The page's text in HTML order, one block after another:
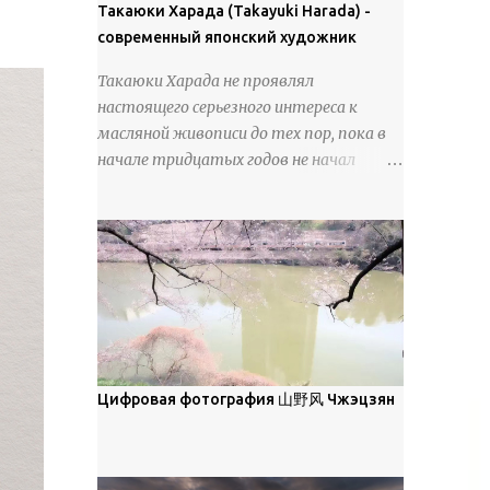
18 век. Шахматный набор "Рыцари
против турок" в шкатулке из
см, Холмогоры, 18 век....
покрова может восприниматься как
матовая. Такое свойство чаще всего
метелевого и фирнизированного снега.
Тем не менее, иногда значительное
количество кристаллов может
располагаться в одной плоскости,
поверхностной изморози. В данном
случае усиливается зеркальное
отражение, что приводит к
искристости снега, зависящей от
положения наблюдателя и высоты
солнца. Зеркальные свойства наиболее
заметны при угле солнечного света 15°
и ниже; при более высокой солнечной
описываются индикатрисой ...
Такаюки Харада (Takayuki Harada) -
современный японский художник
Такаюки Харада не проявлял
настоящего серьезного интереса к
масляной живописи до тех пор, пока в
начале тридцатых годов не начал
художественные музеи и галереи, он
был глубоко тронут и вдохновлен
красотой масляной живописи великих
мастеров. Искусствовед Брайан
Шервин прокомментировал картины
художника, заявив, что "Такаюки
Харада сочетает в себе классическую
смысле, персонажи его картин
Цифровая фотография 山野风 Чжэцзян